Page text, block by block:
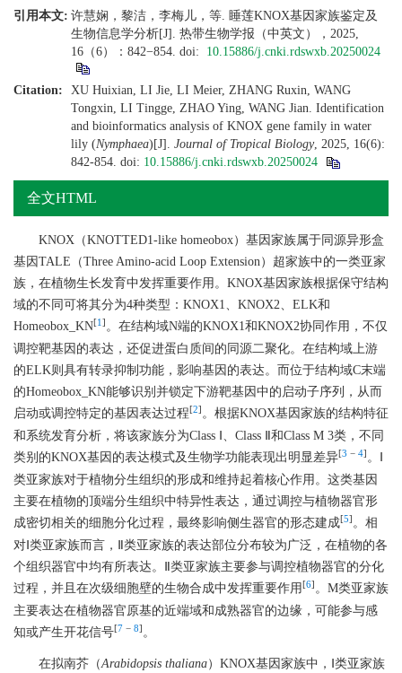
引用本文: 许慧娴，黎洁，李梅儿，等. 睡莲KNOX基因家族鉴定及
生物信息学分析[J]. 热带生物学报（中英文），2025,
16（6）：842−854. doi: 10.15886/j.cnki.rdswxb.20250024
Citation:
XU Huixian, LI Jie, LI Meier, ZHANG Ruxin, WANG
Tongxin, LI Tingge, ZHAO Ying, WANG Jian. Identification
and bioinformatics analysis of KNOX gene family in water
lily (Nymphaea)[J]. Journal of Tropical Biology, 2025, 16(6):
842-854. doi: 10.15886/j.cnki.rdswxb.20250024
全文HTML
KNOX（KNOTTED1-like homeobox）基因家族属于同源异形盒
基因TALE（Three Amino-acid Loop Extension）超家族中的一类亚家
族，在植物生长发育中发挥重要作用。KNOX基因家族根据保守结构
域的不同可将其分为4种类型：KNOX1、KNOX2、ELK和
Homeobox_KN[1 ] 。在结构域N端的KNOX1和KNOX2协同作用，不仅
调控靶基因的表达，还促进蛋白质间的同源二聚化。在结构域上游
的ELK则具有转录抑制功能，影响基因的表达。而位于结构域C末端
的Homeobox_KN能够识别并锁定下游靶基因中的启动子序列，从而
启动或调控特定的基因表达过程[2] 。根据KNOX基因家族的结构特征
和系统发育分析，将该家族分为Class Ⅰ、Class Ⅱ和Class M 3类，不同
类别的KNOX基因的表达模式及生物学功能表现出明显差异[3 − 4] 。Ⅰ
类亚家族对于植物分生组织的形成和维持起着核心作用。这类基因
主要在植物的顶端分生组织中特异性表达，通过调控与植物器官形
成密切相关的细胞分化过程，最终影响侧生器官的形态建成[5] 。相
对Ⅰ类亚家族而言，Ⅱ类亚家族的表达部位分布较为广泛，在植物的各
个组织器官中均有所表达。Ⅱ类亚家族主要参与调控植物器官的分化
过程，并且在次级细胞壁的生物合成中发挥重要作用 [6] 。M类亚家族
主要表达在植物器官原基的近端域和成熟器官的边缘，可能参与感
知或产生开花信号[7 − 8] 。
在拟南芥（Arabidopsis thaliana）KNOX基因家族中，Ⅰ类亚家族